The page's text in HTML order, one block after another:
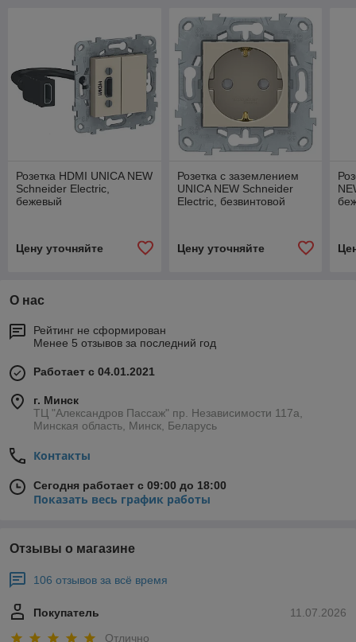
Розетка HDMI UNICA NEW
Schneider Electric,
бежевый
Цену уточняйте
Розетка с заземлением
UNICA NEW Schneider
Electric, безвинтовой
Цену уточняйте
О нас
Рейтинг не сформирован
Менее 5 отзывов за последний год
Работает с 04.01.2021
г. Минск
ТЦ "Александров Пассаж" пр. Независимости 117а,
Минская область, Минск, Беларусь
Контакты
Сегодня работает с 09:00 до 18:00
Показать весь график работы
Отзывы о магазине
106 отзывов за всё время
11.07.2026
Покупатель
Отлично